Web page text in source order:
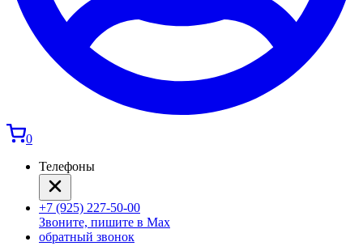
0
Телефоны
+7 (925) 227-50-00
Звоните, пишите в Max
обратный звонок